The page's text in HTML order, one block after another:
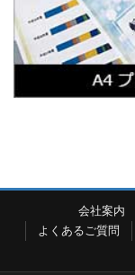
会社案内
よくあるご質問